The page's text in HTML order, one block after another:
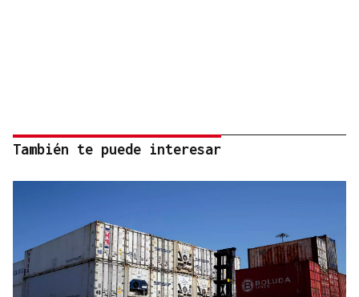
También te puede interesar